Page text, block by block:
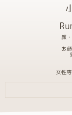
顔
お
女性